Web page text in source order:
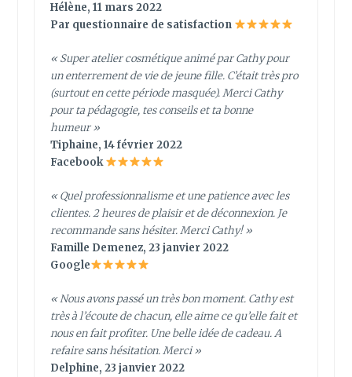
Hélène, 11 mars 2022
Par questionnaire de satisfaction
« Super atelier cosmétique animé par Cathy pour
un enterrement de vie de jeune fille. C’était très pro
(surtout en cette période masquée). Merci Cathy
pour ta pédagogie, tes conseils et ta bonne
humeur »
Tiphaine, 14 février 2022
Facebook
«Quel professionnalisme et une patience avec les
clientes. 2 heures de plaisir et de déconnexion. Je
recommande sans hésiter. Merci Cathy!»
Famille Demenez, 23 janvier 2022
Google
« Nous avons passé un très bon moment. Cathy est
très à l’écoute de chacun, elle aime ce qu’elle fait et
nous en fait profiter. Une belle idée de cadeau. A
refaire sans hésitation. Merci »
Delphine, 23 janvier 2022